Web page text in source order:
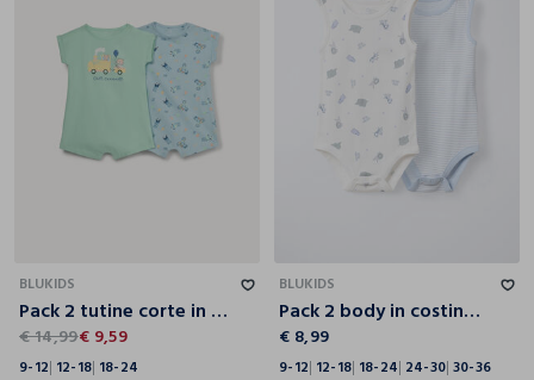
BLUKIDS
Pack 2 tutine corte in jersey di puro cotone
€ 14,99€ 9,59
9-12 12-18 18-24
BLUKIDS
Pack 2 body in costina di puro cotone
€ 8,99
9-12 12-18 18-24 24-30 30-36